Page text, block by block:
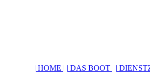
| HOME | | DAS BOOT | |